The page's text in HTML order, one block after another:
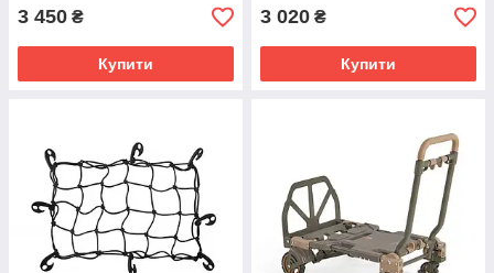
3 450 ₴
Купити
3 020 ₴
Купити